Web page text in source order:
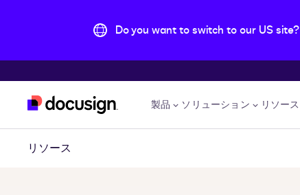
Do you want to switch to our US site?
製品 ソリューション リソース
リソース